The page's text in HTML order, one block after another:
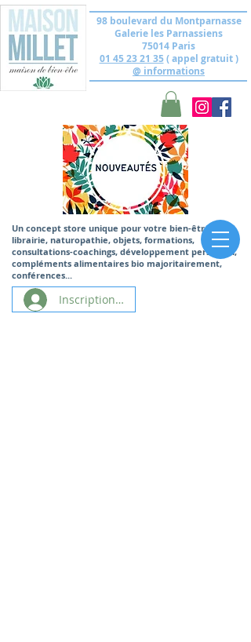
98 boulevard du Montparnasse
Galerie les Parnassiens
75014 Paris
01 45 23 21 35( appel gratuit )
@ informations
Un concept store unique pour votre bien-être,
librairie, naturopathie, objets, formations,
consultations-coachings, développement personnel,
compléments alimentaires bio majoritairement,
conférences...
Inscription/Connexion